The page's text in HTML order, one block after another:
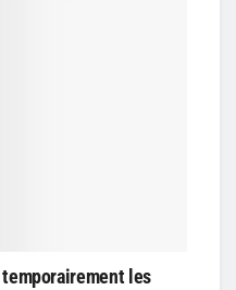
temporairement les